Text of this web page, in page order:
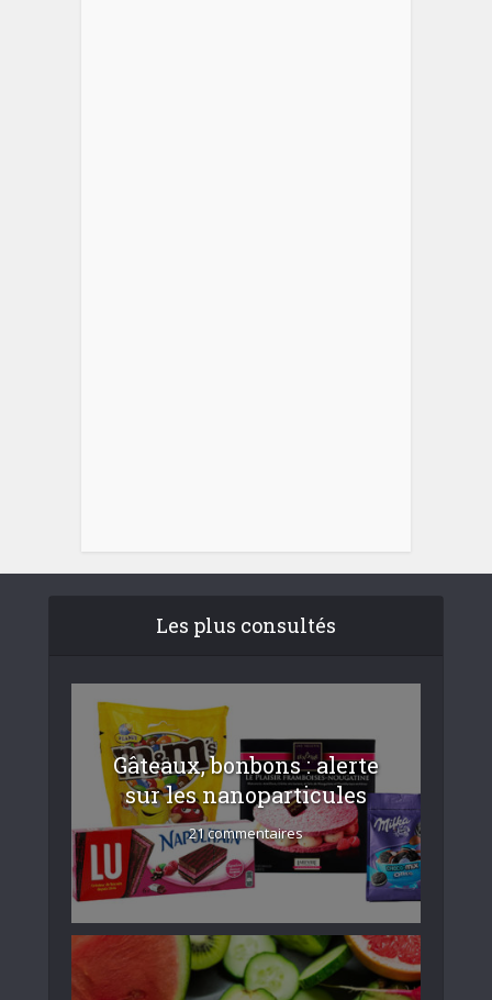
Les plus consultés
Gâteaux, bonbons : alerte
sur les nanoparticules
21 commentaires